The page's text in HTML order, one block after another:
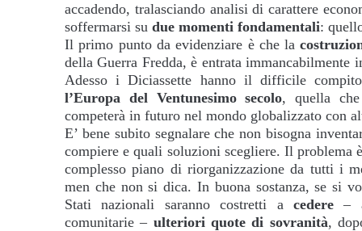
accadendo, tralasciando analisi di carattere
soffermarsi su due momenti fondamentali:
Il primo punto da evidenziare è che la
della Guerra Fredda, è entrata immancabilmente
Adesso i Diciassette hanno il difficile
l’Europa del Ventunesimo secolo, quella
competerà in futuro nel mondo globalizzato con
E’ bene subito segnalare che non bisogna
compiere e quali soluzioni scegliere. Il problema
complesso piano di riorganizzazione da tutti i
men che non si dica. In buona sostanza, se si
Stati nazionali saranno costretti a cedere –
comunitarie – ulteriori quote di sovranità,